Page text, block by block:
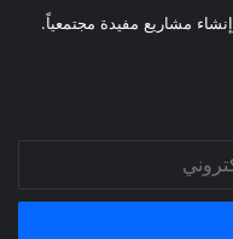
مشاريع مفيدة مجتمعياً.